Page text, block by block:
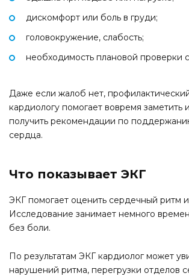
дискомфорт или боль в груди;
головокружение, слабость;
необходимость плановой проверки
Даже если жалоб нет,
кардиологу помогает вовремя заметить
получить рекомендации по
сердца.
Что показывает ЭКГ
ЭКГ помогает оценить сердечный ритм
Исследование занимает немного
без боли.
По результатам ЭКГ кардиолог может
нарушений ритма, перегрузки отделов